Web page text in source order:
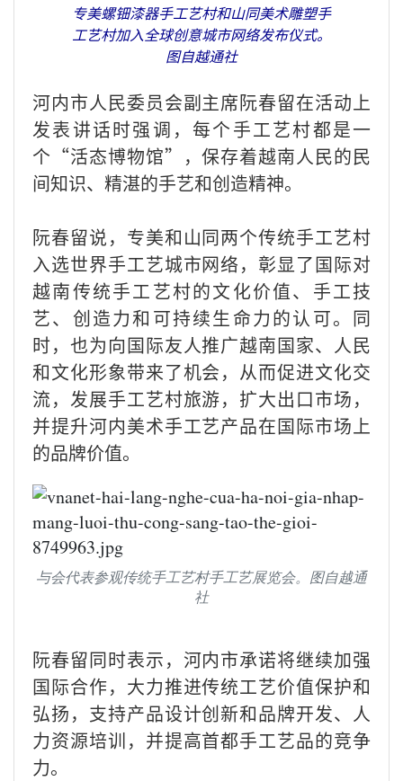
专美螺钿漆器手工艺村和山同美术雕塑手
工艺村加入全球创意城市网络发布仪式。
图自越通社
河内市人民委员会副主席阮春留在活动上
发表讲话时强调，每个手工艺村都是一
个“活态博物馆”，保存着越南人民的民
间知识、精湛的手艺和创造精神。
阮春留说，专美和山同两个传统手工艺村
入选世界手工艺城市网络，彰显了国际对
越南传统手工艺村的文化价值、手工技
艺、创造力和可持续生命力的认可。同
时，也为向国际友人推广越南国家、人民
和文化形象带来了机会，从而促进文化交
流，发展手工艺村旅游，扩大出口市场，
并提升河内美术手工艺产品在国际市场上
的品牌价值。
与会代表参观传统手工艺村手工艺展览会。图自越通
社
阮春留同时表示，河内市承诺将继续加强
国际合作，大力推进传统工艺价值保护和
弘扬，支持产品设计创新和品牌开发、人
力资源培训，并提高首都手工艺品的竞争
力。